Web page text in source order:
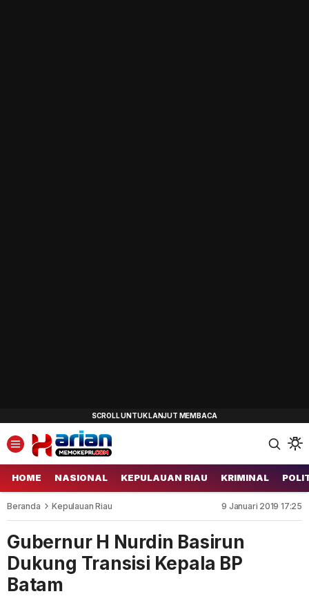
HOME NASIONAL KEPULAUAN RIAU KRIMINAL
Beranda Kepulauan Riau 9 Januari 2019 17:25
Gubernur H Nurdin Basirun
Dukung Transisi Kepala BP
Batam